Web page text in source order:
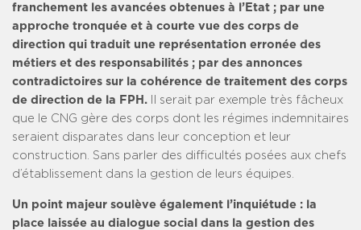
franchement les avancées obtenues à l’Etat ; par une
approche tronquée et à courte vue des corps de
direction qui traduit une représentation erronée des
métiers et des responsabilités ; par des annonces
contradictoires sur la cohérence de traitement des corps
de direction de la FPH.
Il serait par exemple très fâcheux
que le CNG gère des corps dont les régimes indemnitaires
seraient disparates dans leur conception et leur
construction. Sans parler des difficultés posées aux chefs
d’établissement dans la gestion de leurs équipes.
Un point majeur soulève également l’inquiétude : la
place laissée au dialogue social dans la gestion des